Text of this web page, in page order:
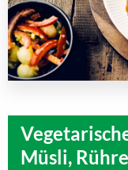
Müsli,